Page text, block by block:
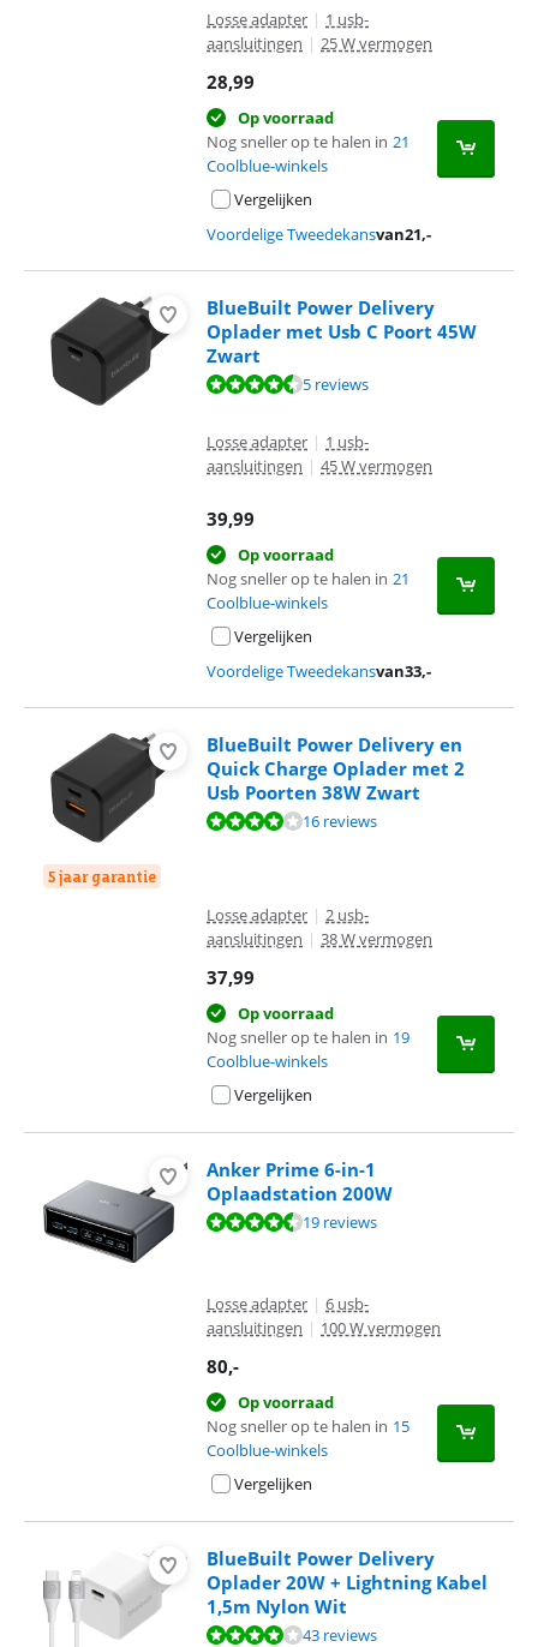
Losse adapter | 1 usb-
aansluitingen | 25 W vermogen
28,99
Op voorraad
Nog sneller op te halen in 21
Coolblue-winkels
Vergelijken
Voordelige Tweedekansvan21,-
BlueBuilt Power Delivery
Oplader met Usb C Poort 45W
Zwart
Beoordeling is 8,6 van de 10, gebaseerd op 5 reviews.
5 reviews
Losse adapter | 1 usb-
aansluitingen | 45 W vermogen
39,99
Op voorraad
Nog sneller op te halen in 21
Coolblue-winkels
Vergelijken
Voordelige Tweedekansvan33,-
5 jaar garantie
BlueBuilt Power Delivery en
Quick Charge Oplader met 2
Usb Poorten 38W Zwart
Beoordeling is 8,3 van de 10, gebaseerd op 16 reviews.
16 reviews
Losse adapter | 2 usb-
aansluitingen | 38 W vermogen
37,99
Op voorraad
Nog sneller op te halen in 19
Coolblue-winkels
Vergelijken
Anker Prime 6-in-1
Oplaadstation 200W
Beoordeling is 9,1 van de 10, gebaseerd op 19 reviews.
19 reviews
Losse adapter | 6 usb-
aansluitingen | 100 W vermogen
80,-
Op voorraad
Nog sneller op te halen in 15
Coolblue-winkels
Vergelijken
BlueBuilt Power Delivery
Oplader 20W + Lightning Kabel
1,5m Nylon Wit
Beoordeling is 7,5 van de 10, gebaseerd op 43 reviews.
43 reviews